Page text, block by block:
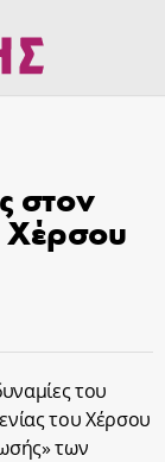
στον
Χέρσου
του
του Χέρσου
των